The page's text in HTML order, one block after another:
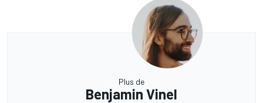
Plus de
Benjamin Vinel